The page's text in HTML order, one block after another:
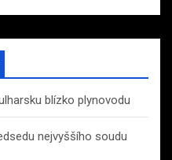
blízko plynovodu
nejvyššího soudu